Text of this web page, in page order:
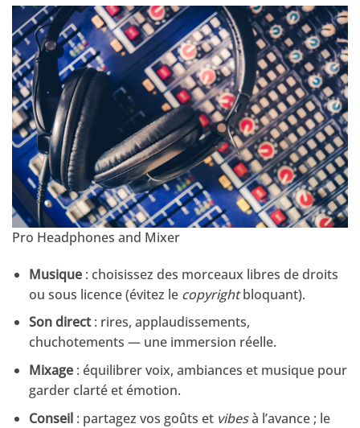
Pro Headphones and Mixer
Musique: choisissez des morceaux libres de droits
ou sous licence (évitez le copyrightbloquant).
Son direct: rires, applaudissements,
chuchotements — une immersion réelle.
Mixage: équilibrer voix, ambiances et musique pour
garder clarté et émotion.
Conseil: partagez vos goûts et vibesà l’avance ; le